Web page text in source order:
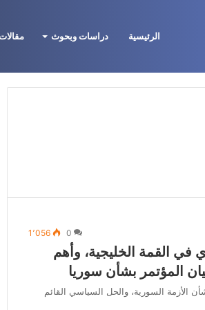
الرئيسية دراسات وبحوث
0 1٬056
في القمة الخليجية، وأهم
المؤتمر بشأن سوريا
الأزمة السورية، والحل السياسي القائم